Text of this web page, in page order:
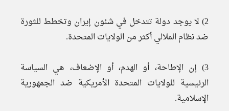
2) لا يوجد دولة تتدخل في شئون إيران وتخطط للثورة
ضد نظام الملالي أكثر من الولايات المتحدة.
3) إن الإطاحة، أو الهدم، أو الإضعاف، هي السياسة
الرئيسية للولايات المتحدة الأمريكية ضد الجمهورية
الإسلامية.